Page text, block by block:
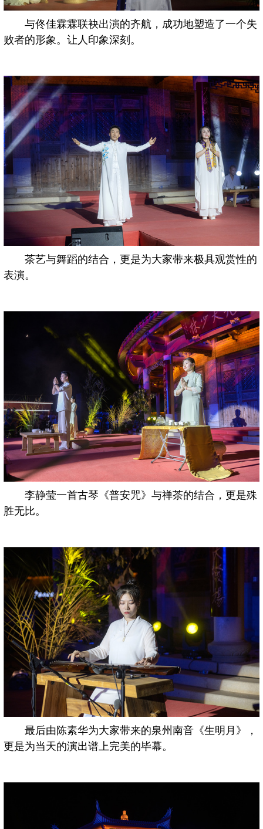
与佟佳霖霖联袂出演的齐航，成功地塑造了一个失
败者的形象。让人印象深刻。
茶艺与舞蹈的结合，更是为大家带来极具观赏性的
表演。
李静莹一首古琴《普安咒》与禅茶的结合，更是殊
胜无比。
最后由陈素华为大家带来的泉州南音《生明月》，
更是为当天的演出谱上完美的毕幕。